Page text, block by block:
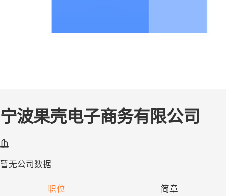
宁波果壳电子商务有限公司
暂无公司数据
职位 简章